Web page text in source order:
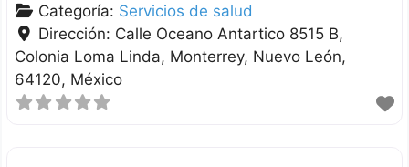
Categoría: Servicios de salud
Dirección: Calle Oceano Antartico 8515 B,
Colonia Loma Linda Monterrey Nuevo León
64120 México